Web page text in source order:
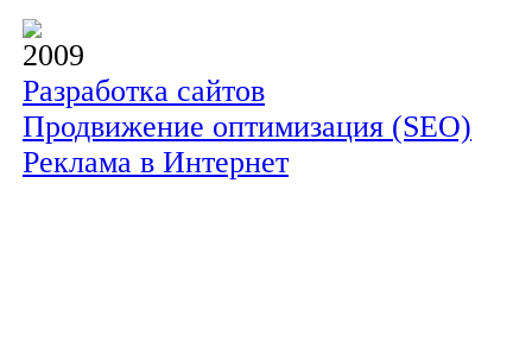
2009
Разработка сайтов
Продвижение оптимизация (SEO)
Реклама в Интернет